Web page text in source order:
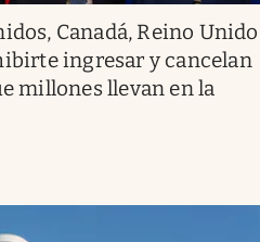
Canadá, Reino Unido
ingresar y cancelan
millones llevan en la